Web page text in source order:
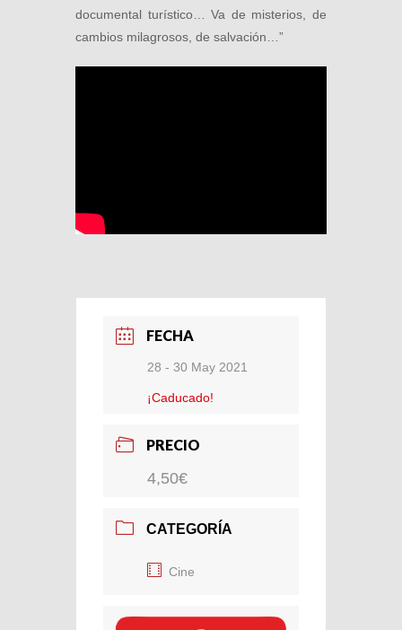
documental turístico… Va de misterios, de
cambios milagrosos, de salvación…”
FECHA
28 - 30 May 2021
¡Caducado!
PRECIO
4,50€
CATEGORÍA
Cine